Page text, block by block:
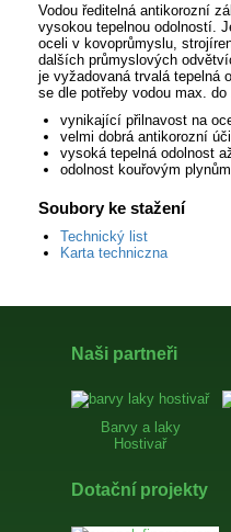
Vodou ředitelná antikorozní
vysokou tepelnou odolností.
oceli v kovoprůmyslu,
dalších průmyslových
je vyžadovaná trvalá tepelná
se dle potřeby vodou max. do
vynikající přilnavost na
velmi dobrá antikorozní
vysoká tepelná odolnost
odolnost kouřovým plynům
Soubory ke stažení
Technický list
Karta techniczna
Naši partneři
Barvy a laky
Hostivař
Dotační projekty